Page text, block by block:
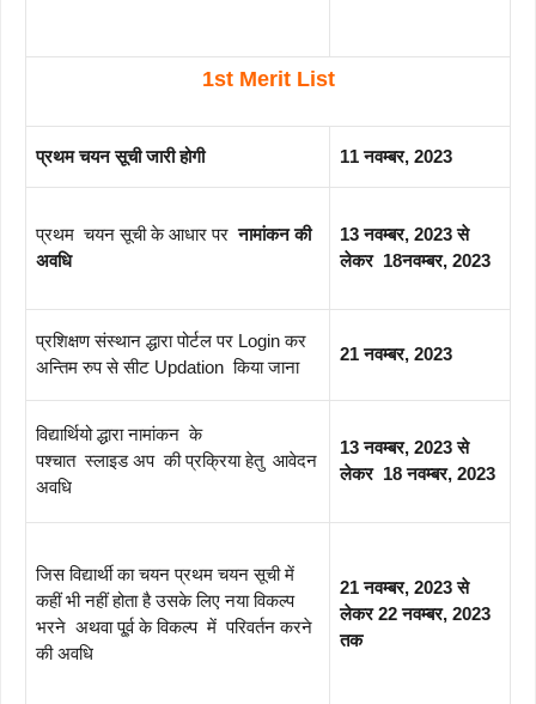
1st Merit List
प्रथम चयन सूची जारी होगी 11 नवम्बर, 2023
प्रथम चयन सूची के आधार पर नामांकन की
अवधि
13 नवम्बर, 2023 से
लेकर 18नवम्बर, 2023
प्रशिक्षण संस्थान द्धारा पोर्टल पर Login कर
अन्तिम रुप से सीट Updation किया जाना
21 नवम्बर, 2023
विद्यार्थियो द्धारा नामांकन के
पश्चात स्लाइड अप की प्रक्रिया हेतु आवेदन
अवधि
13 नवम्बर, 2023 से
लेकर 18 नवम्बर, 2023
जिस विद्यार्थी का चयन प्रथम चयन सूची में
कहीं भी नहीं होता है उसके लिए नया विकल्प
भरने अथवा पू्र्व के विकल्प में परिवर्तन करने
की अवधि
21 नवम्बर, 2023 से
लेकर 22 नवम्बर, 2023
तक